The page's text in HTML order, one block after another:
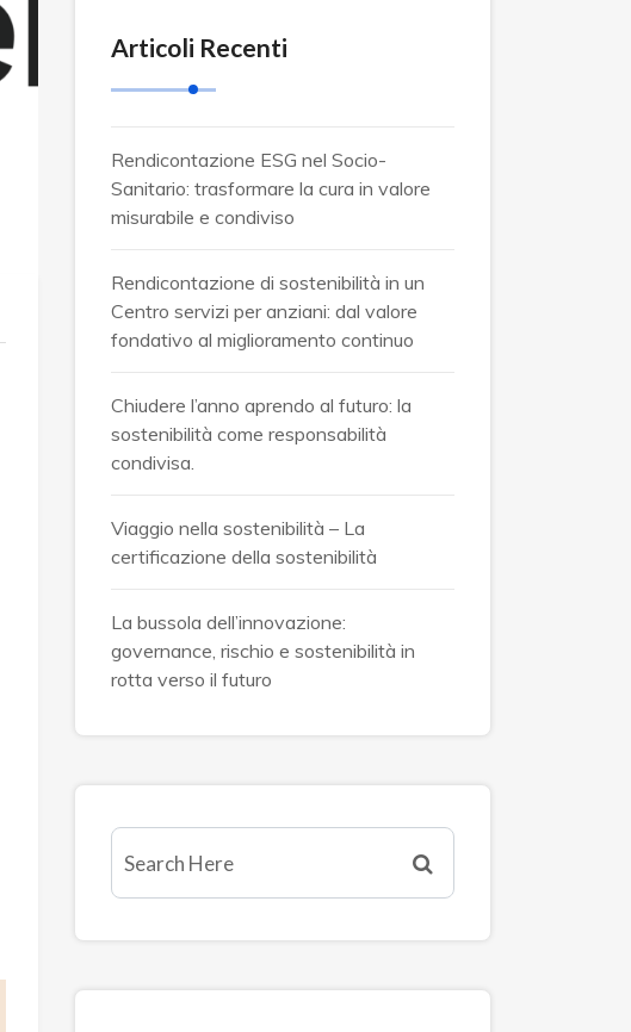
Articoli Recenti
Rendicontazione ESG nel Socio-
Sanitario: trasformare la cura in valore
misurabile e condiviso
Rendicontazione di sostenibilità in un
Centro servizi per anziani: dal valore
fondativo al miglioramento continuo
Chiudere l’anno aprendo al futuro: la
sostenibilità come responsabilità
condivisa.
Viaggio nella sostenibilità – La
certificazione della sostenibilità
La bussola dell’innovazione:
governance, rischio e sostenibilità in
rotta verso il futuro